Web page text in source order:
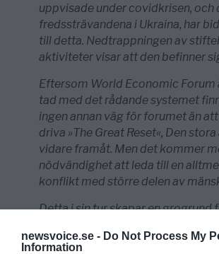
newsvoice.se - Do Not Process My
Information
uppvisade under covidkrisen, och
fredssträvandena i Ukraina, har
till detta. Nedtrappningen av
aktiviteter visar att den befinner
Eftersom World Economic
tad med det rådande systemet
ingen annan väg för forumet än
driva »The Great Reset«, Den
vidare framåt. Men det kommer
nödvändighet att leda till en
konflikt med större delen av
Detta i sin tur skapar en grogrund
nings­kampanj som kan beröva
Forum dess allra viktigaste